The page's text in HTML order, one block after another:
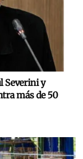
Severini y
más de 50